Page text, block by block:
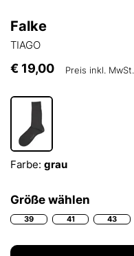
Falke
TIAGO
€ 19,00 Preis inkl. MwSt.
Farbe: grau
Größe wählen
39 41 43